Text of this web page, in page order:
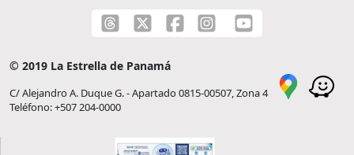
© 2019 La Estrella de Panamá
C/ Alejandro A. Duque G. - Apartado 0815-00507, Zona 4
Teléfono: +507 204-0000